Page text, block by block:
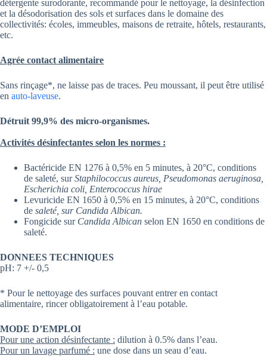
détergente surodorante, recommandé pour le nettoyage, la désinfection
et la désodorisation des sols et surfaces dans le domaine des
collectivités: écoles, immeubles, maisons de retraite, hôtels, restaurants,
etc.
Agrée contact alimentaire
Sans rinçage*, ne laisse pas de traces. Peu moussant, il peut être utilisé
en auto-laveuse.
Détruit 99,9% des micro-organismes.
Activités désinfectantes selon les normes :
Bactéricide EN 1276 à 0,5% en 5 minutes, à 20°C, conditions
de saleté, surStaphilococcus aureus, Pseudomonas aeruginosa,
Escherichia coli, Enterococcus hirae
Levuricide EN 1650 à 0,5% en 15 minutes, à 20°C, conditions
de saleté, sur Candida Albican.
Fongicide surCandida Albican selon EN 1650 en conditions de
saleté.
DONNEES TECHNIQUES
pH: 7 +/- 0,5
* Pour le nettoyage des surfaces pouvant entrer en contact
alimentaire, rincer obligatoirement à l’eau potable.
MODE D’EMPLOI
Pour une action désinfectante : dilution à 0.5% dans l’eau.
Pour un lavage parfumé : une dose dans un seau d’eau.